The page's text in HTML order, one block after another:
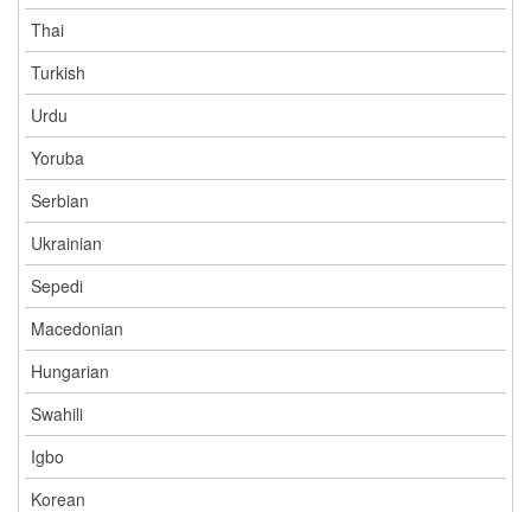
Thai
Turkish
Urdu
Yoruba
Serbian
Ukrainian
Sepedi
Macedonian
Hungarian
Swahili
Igbo
Korean